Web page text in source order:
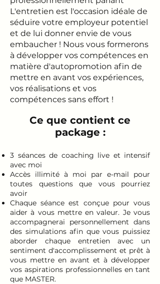
L'entretien est l'occasion idéale de
séduire votre employeur potentiel
et de lui donner envie de vous
embaucher ! Nous vous formerons
à développer vos compétences en
matière d'autopromotion afin de
mettre en avant vos expériences,
vos réalisations et vos
compétences sans effort !
Ce que contient ce
package :
3 séances de coaching live et intensif
avec moi
Accès illimité à moi par e-mail pour
toutes questions que vous pourriez
avoir
Chaque séance est conçue pour vous
aider à vous mettre en valeur. Je vous
accompagnerai personnellement dans
des simulations afin que vous puissiez
aborder chaque entretien avec un
sentiment d'accomplissement et prêt à
vous mettre en avant et à développer
vos aspirations professionnelles en tant
que MASTER.